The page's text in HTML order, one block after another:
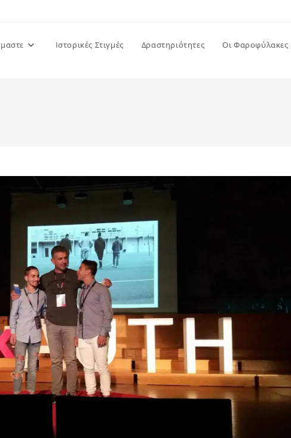
Ιστορικές Στιγμές Δραστηριότητες Οι Φαροφύλακες